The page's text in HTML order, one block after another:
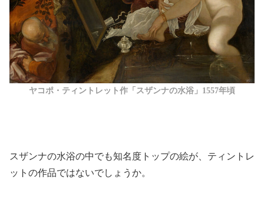
ヤコポ・ティントレット作「スザンナの水浴」1557年頃
スザンナの水浴の中でも知名度トップの絵が、ティントレ
ットの作品ではないでしょうか。